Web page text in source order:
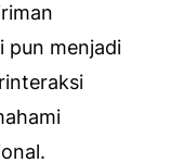
pun menjadi